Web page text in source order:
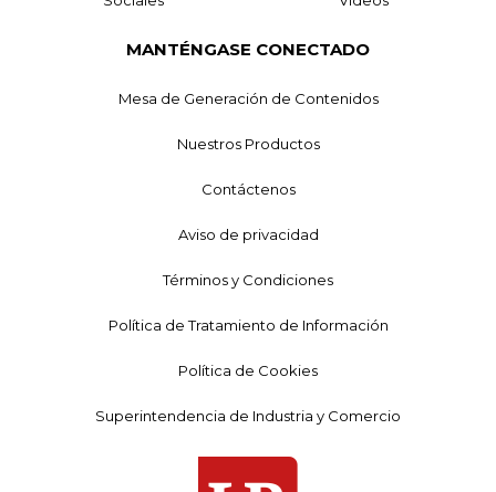
MANTÉNGASE CONECTADO
Mesa de Generación de Contenidos
Nuestros Productos
Contáctenos
Aviso de privacidad
Términos y Condiciones
Política de Tratamiento de Información
Política de Cookies
Superintendencia de Industria y Comercio